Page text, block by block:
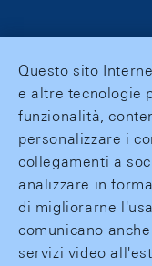
Questo sito
e altre tecnologie
funzionalità,
personalizzare i
collegamenti a
analizzare in
di migliorarne
comunicano
servizi video